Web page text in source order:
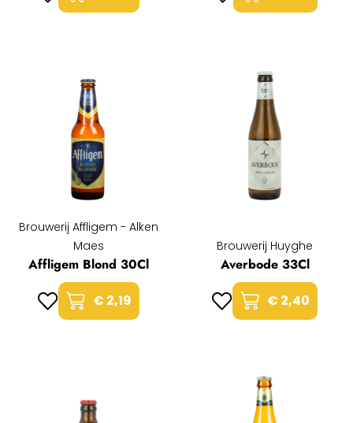
Brouwerij Affligem - Alken
Maes
Affligem Blond 30Cl
€ 2,19
Brouwerij Huyghe
Averbode 33Cl
€ 2,40